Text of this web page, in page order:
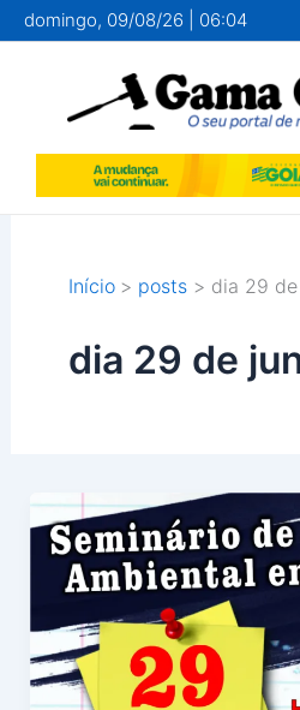
para
conteúdo
domingo, 09/08/26 | 06:04
Início posts dia 29
dia 29 de